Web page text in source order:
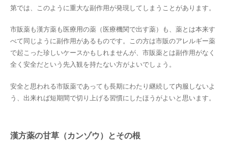
第では、このように重大な副作用が発現してしまうことがあります。
市販薬も漢方薬も医療用の薬（医療機関で出す薬）も、薬とは本来す
べて同じように副作用があるものです。この方は市販のアレルギー薬
で起こった珍しいケースかもしれませんが、市販薬とは副作用がなく
全く安全だという先入観を持たない方がよいでしょう。
安全と思われる市販薬であっても長期にわたり継続して内服しないよ
う、出来れば短期間で切り上げる習慣にしたほうがよいと思います。
漢方薬の甘草（カンゾウ） とその根